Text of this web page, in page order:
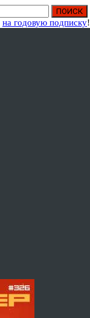
на годовую подписку!